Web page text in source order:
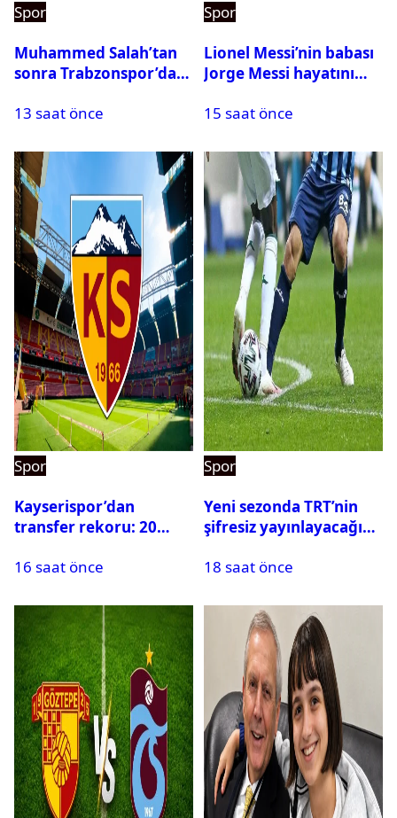
Spor
Muhammed Salah’tan
sonra Trabzonspor’dan
13 saat önce
Spor
Lionel Messi’nin babası
Jorge Messi hayatını
15 saat önce
Spor
Kayserispor’dan
transfer rekoru: 20
16 saat önce
Spor
Yeni sezonda TRT’nin
şifresiz yayınlayacağı
18 saat önce